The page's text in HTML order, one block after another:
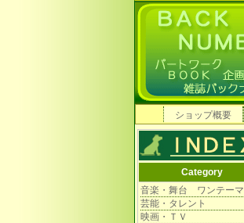
ショップ概要
Category
音楽・舞台 ワンテーマ
芸能・タレント
映画・ＴＶ